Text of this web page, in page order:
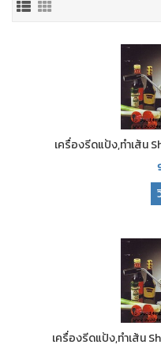
เครื่องรีดแป้ง,ทำเส้น
เครื่องรีดแป้ง,ทำเส้น